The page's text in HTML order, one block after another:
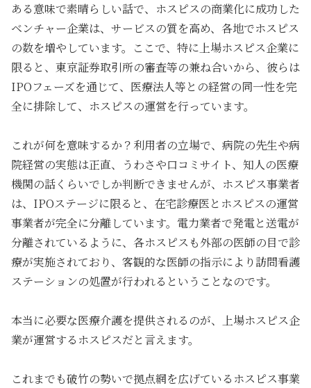
ある意味で素晴らしい話で、ホスピスの商業化に成功した
ベンチャー企業は、サービスの質を高め、各地でホスピス
の数を増やしています。ここで、特に上場ホスピス企業に
限ると、東京証券取引所の審査等の兼ね合いから、彼らは
IPOフェーズを通じて、医療法人等との経営の同一性を完
全に排除して、ホスピスの運営を行っています。
これが何を意味するか？利用者の立場で、病院の先生や病
院経営の実態は正直、うわさや口コミサイト、知人の医療
機関の話くらいでしか判断できませんが、ホスピス事業者
は、IPOステージに限ると、在宅診療医とホスピスの運営
事業者が完全に分離しています。電力業者で発電と送電が
分離されているように、各ホスピスも外部の医師の目で診
療が実施されており、客観的な医師の指示により訪問看護
ステーションの処置が行われるということなのです。
本当に必要な医療介護を提供されるのが、
上場ホスピス企
業が運営するホスピスだと言えます。
これまでも破竹の勢いで拠点網を広げているホスピス事業